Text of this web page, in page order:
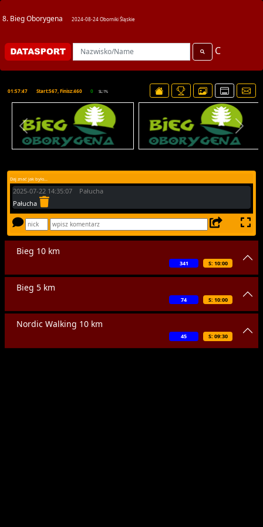
8. Bieg Oborygena 2024-08-24 Oborniki Śląskie
C
01:57:47 Start:567, Finisz:460 0 SL:1%
Daj znać jak było...
2025-07-22 14:35:07 Pałucha
Pałucha
Bieg 10 km
S: 10:00
341
Bieg 5 km
S: 10:00
74
Nordic Walking 10 km
S: 09:30
45